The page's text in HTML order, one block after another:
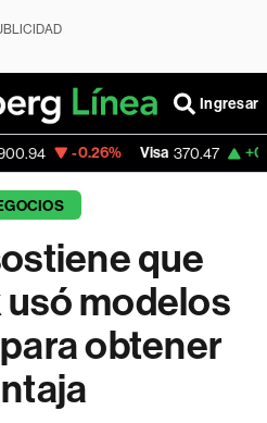
Ingresar
Visa 370.47 +0.52%
que
modelos
obtener